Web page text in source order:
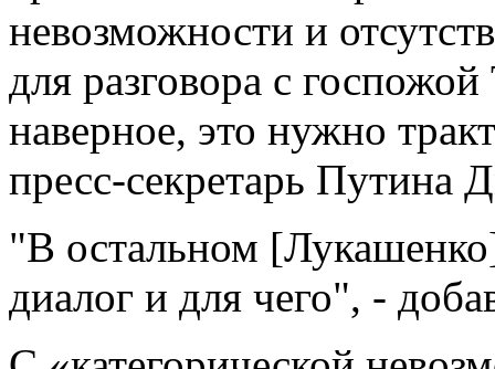
невозможности и
для разговора с
наверное, это нужно
пресс-секретарь Путина
"В остальном
диалог и для чего", -